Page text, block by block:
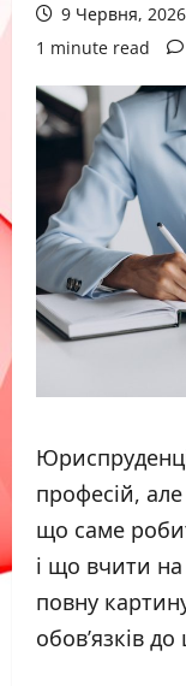
9 Червня, 2026
1 minute read
професій,
що саме
і що вчити
повну
обов’язків